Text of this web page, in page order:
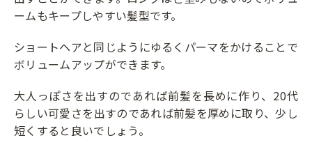
ームもキープしやすい髪型です。
ショートヘアと同じようにゆるくパーマをかけることで
ボリュームアップができます。
大人っぽさを出すのであれば前髪を長めに作り、20代
らしい可愛さを出すのであれば前髪を厚めに取り、少し
短くすると良いでしょう。